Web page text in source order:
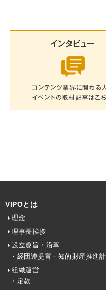
VIPOとは
理念
理事長挨拶
設立趣旨・沿革
・経団連提言－知的財産推進
組織運営
・定款